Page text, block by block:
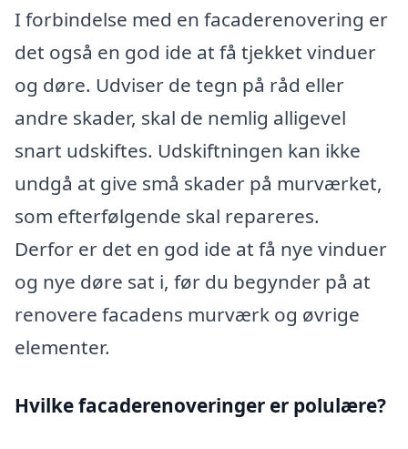
I forbindelse med en facaderenovering er
det også en god ide at få tjekket vinduer
og døre. Udviser de tegn på råd eller
andre skader, skal de nemlig alligevel
snart udskiftes. Udskiftningen kan ikke
undgå at give små skader på murværket,
som efterfølgende skal repareres.
Derfor er det en god ide at få nye vinduer
og nye døre sat i, før du begynder på at
renovere facadens murværk og øvrige
elementer.
Hvilke facaderenoveringer er polulære?